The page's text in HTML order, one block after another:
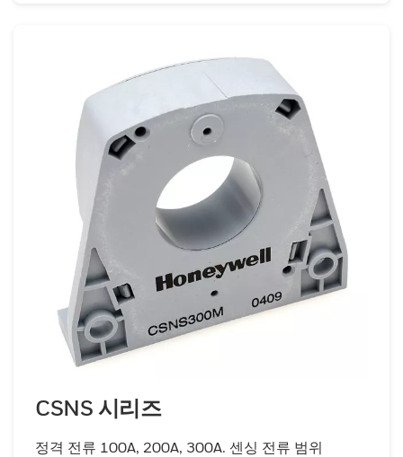
CSNS 시리즈
정격 전류 100A, 200A, 300A. 센싱 전류 범위